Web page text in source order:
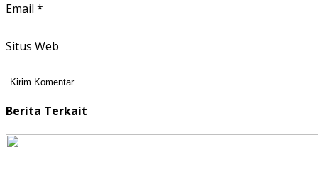
Email *
Situs Web
Berita Terkait